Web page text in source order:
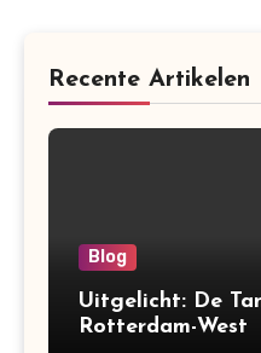
Recente Artikelen
Blog
Uitgelicht: De
Rotterdam-West